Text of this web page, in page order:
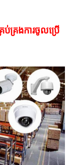
ប់គ្រងការចូលប្រើ